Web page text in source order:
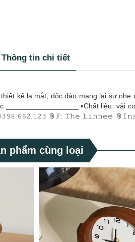
Thông tin chi tiết
kế lạ mắt, độc đáo mang lại sự
▪️Chất liệu: vải
𝟶𝟹𝟿𝟾.𝟼𝟼𝟸.𝟷𝟸𝟹 📎𝙵: 𝚃𝚑𝚎 𝙻𝚒𝚗𝚗𝚎𝚎
phẩm cùng loại